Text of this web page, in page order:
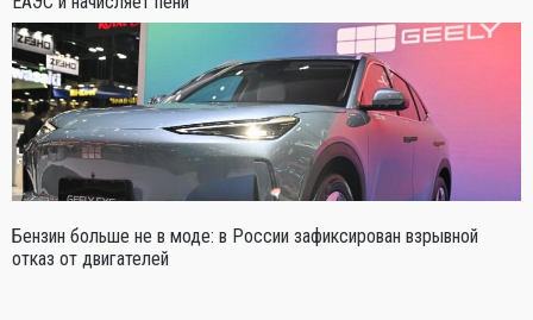
Бензин больше не в моде: в России зафиксирован взрывной
отказ от двигателей